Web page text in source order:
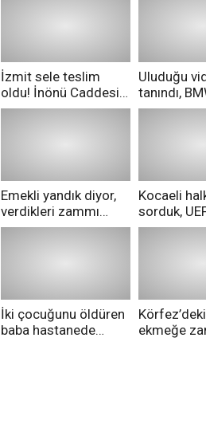
İzmit sele teslim
oldu! İnönü Caddesi
göle döndü!
Uluduğu
tanındı,
Emekli yandık diyor,
verdikleri zammı
pazarda geri aldılar!
Kocaeli
sorduk,
Merih
İki çocuğunu öldüren
baba hastanede
ekmeğe